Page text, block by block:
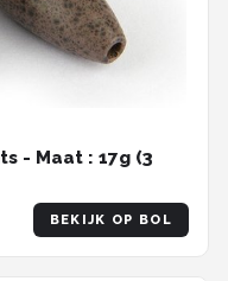
- Maat : 17g (3
BEKIJK OP BOL